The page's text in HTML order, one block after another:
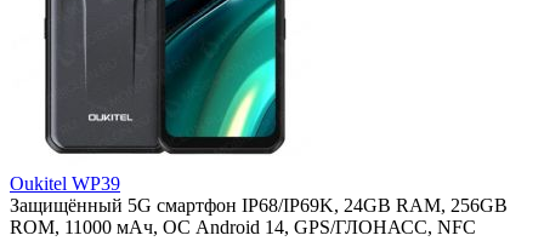
Oukitel WP39
Защищённый 5G смартфон IP68/IP69K, 24GB RAM, 256GB
ROM, 11000 мАч, ОС Android 14, GPS/ГЛОНАСС, NFC